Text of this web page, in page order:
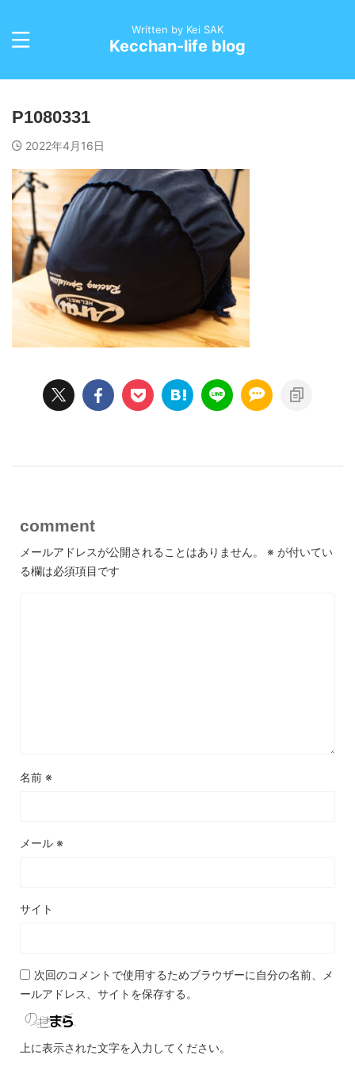
Written by Kei SAK
Kecchan-life blog
P1080331
2022年4月16日
comment
メールアドレスが公開されることはありません。 ※ が付いてい
る欄は必須項目です
名前 ※
メール ※
サイト
次回のコメントで使用するためブラウザーに自分の名前、メ
ールアドレス、サイトを保存する。
上に表示された文字を入力してください。